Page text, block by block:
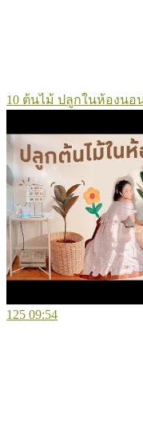
10 ต้นไม้ ปลูกในห้องนอ
125 09:54